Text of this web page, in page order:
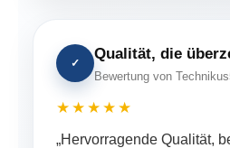
✓
Qualität, die
Bewertung von
★★★★★
„Hervorragende Qualität,